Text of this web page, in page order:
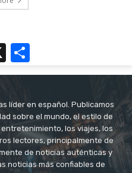
X
líder en español. Publicamos
sobre el mundo, el estilo de
los viajes, los
lectores, principalmente de
de noticias auténticas y
noticias más confiables de